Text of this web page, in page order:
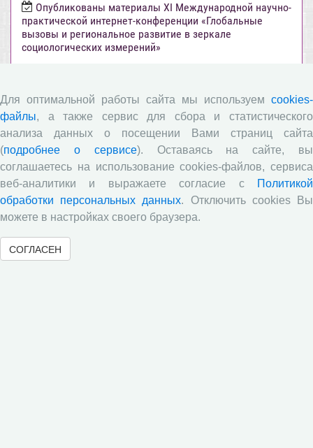
Опубликованы материалы XI Международной научно-
практической интернет-конференции «Глобальные
вызовы и региональное развитие в зеркале
социологических измерений»
государственного управления в оценках населения»,
посвященный результатам социологического опроса
жителей Вологодской области в июне 2026 года
Развитие академической науки в регионе: круглый
стол с участием представителей Санкт‑Петербурга и
Вологодской области
Все сообщения »
Объявления
Для оптимальной работы сайта мы используем cookies-
файлы, а также сервис для сбора и статистического
анализа данных о посещении Вами страниц сайта
(подробнее о сервисе). Оставаясь на сайте, вы
соглашаетесь на использование cookies-файлов, сервиса
веб-аналитики и выражаете согласие с
Политикой
обработки персональных данных. Отключить cookies Вы
можете в настройках своего браузера.
СОГЛАСЕН